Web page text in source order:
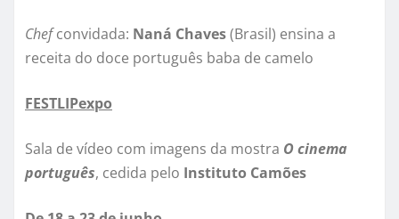
Chefconvidada: Naná Chaves(Brasil) ensina a
receita do doce português baba de camelo
FESTLIPexpo
Sala de vídeo com imagens da mostra O cinema
português, cedida pelo Instituto Camões